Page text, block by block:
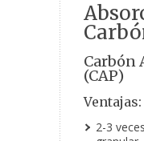
Carbón
(CAP)
Ventajas:
2-3